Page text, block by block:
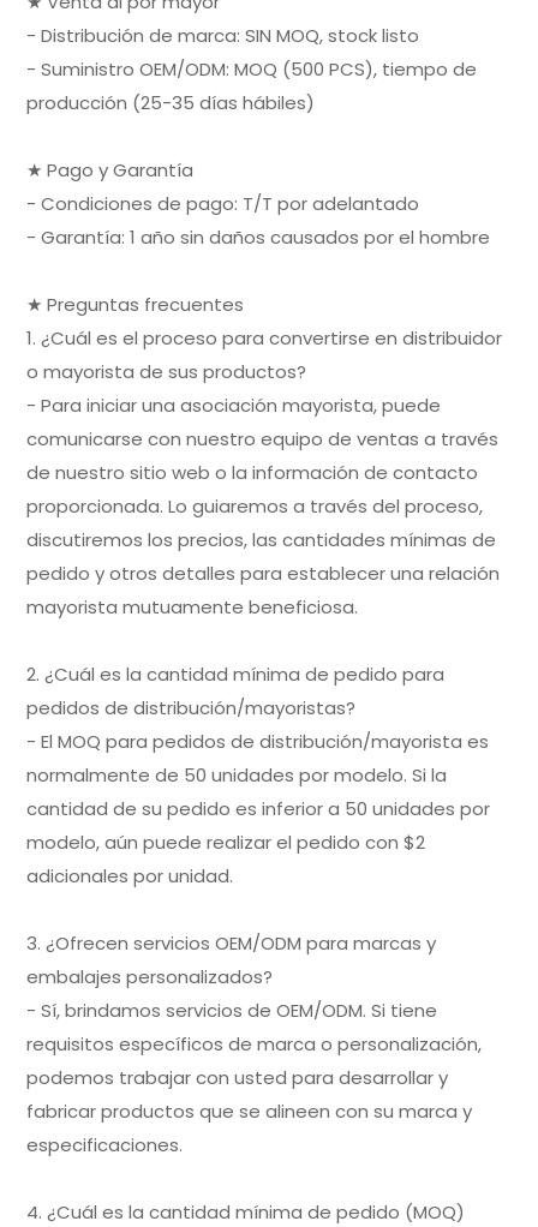
- Distribución de marca: SIN MOQ, stock listo
- Suministro OEM/ODM: MOQ (500 PCS), tiempo de
producción (25-35 días hábiles)
★ Pago y Garantía
- Condiciones de pago: T/T por adelantado
- Garantía: 1 año sin daños causados por el hombre
★ Preguntas frecuentes
1. ¿Cuál es el proceso para convertirse en distribuidor
o mayorista de sus productos?
- Para iniciar una asociación mayorista, puede
comunicarse con nuestro equipo de ventas a través
de nuestro sitio web o la información de contacto
proporcionada. Lo guiaremos a través del proceso,
discutiremos los precios, las cantidades mínimas de
pedido y otros detalles para establecer una relación
mayorista mutuamente beneficiosa.
2. ¿Cuál es la cantidad mínima de pedido para
pedidos de distribución/mayoristas?
- El MOQ para pedidos de distribución/mayorista es
normalmente de 50 unidades por modelo. Si la
cantidad de su pedido es inferior a 50 unidades por
modelo, aún puede realizar el pedido con $2
adicionales por unidad.
3. ¿Ofrecen servicios OEM/ODM para marcas y
embalajes personalizados?
- Sí, brindamos servicios de OEM/ODM. Si tiene
requisitos específicos de marca o personalización,
podemos trabajar con usted para desarrollar y
fabricar productos que se alineen con su marca y
especificaciones.
4. ¿Cuál es la cantidad mínima de pedido (MOQ)